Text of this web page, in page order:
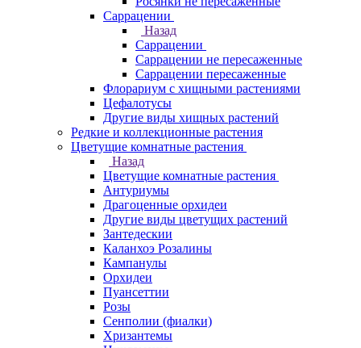
Саррацении
Назад
Саррацении
Саррацении не пересаженные
Саррацении пересаженные
Флорариум с хищными растениями
Цефалотусы
Другие виды хищных растений
Редкие и коллекционные растения
Цветущие комнатные растения
Назад
Цветущие комнатные растения
Антуриумы
Драгоценные орхидеи
Другие виды цветущих растений
Зантедескии
Каланхоэ Розалины
Кампанулы
Орхидеи
Пуансеттии
Розы
Сенполии (фиалки)
Хризантемы